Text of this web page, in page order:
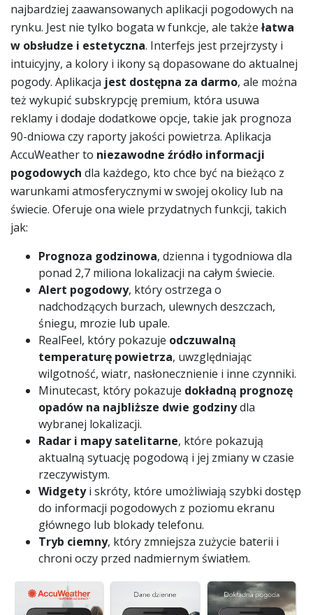
najbardziej zaawansowanych aplikacji pogodowych na
rynku. Jest nie tylko bogata w funkcje, ale także łatwa
w obsłudze i estetyczna. Interfejs jest przejrzysty i
intuicyjny, a kolory i ikony są dopasowane do aktualnej
pogody. Aplikacja jest dostępna za darmo, ale można
też wykupić subskrypcję premium, która usuwa
reklamy i dodaje dodatkowe opcje, takie jak prognoza
90-dniowa czy raporty jakości powietrza. Aplikacja
AccuWeather to niezawodne źródło informacji
pogodowych dla każdego, kto chce być na bieżąco z
warunkami atmosferycznymi w swojej okolicy lub na
świecie. Oferuje ona wiele przydatnych funkcji, takich
jak:
Prognoza godzinowa, dzienna i tygodniowa dla
ponad 2,7 miliona lokalizacji na całym świecie.
Alert pogodowy, który ostrzega o
nadchodzących burzach, ulewnych deszczach,
śniegu, mrozie lub upale.
RealFeel, który pokazuje odczuwalną
temperaturę powietrza, uwzględniając
wilgotność, wiatr, nasłonecznienie i inne czynniki.
Minutecast, który pokazuje dokładną prognozę
opadów na najbliższe dwie godzinydla
wybranej lokalizacji.
Radar i mapy satelitarne, które pokazują
aktualną sytuację pogodową i jej zmiany w czasie
rzeczywistym.
Widgetyi skróty, które umożliwiają szybki dostęp
do informacji pogodowych z poziomu ekranu
głównego lub blokady telefonu.
Tryb ciemny, który zmniejsza zużycie baterii i
chroni oczy przed nadmiernym światłem.